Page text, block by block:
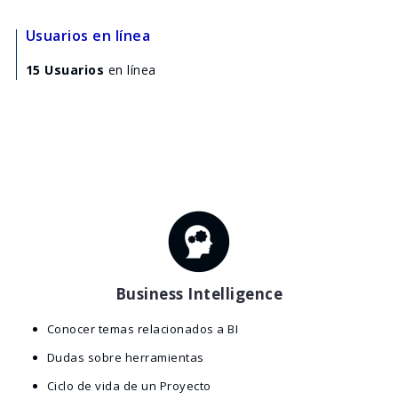
Usuarios en línea
15 Usuarios en línea
Business Intelligence
Conocer temas relacionados a BI
Dudas sobre herramientas
Ciclo de vida de un Proyecto